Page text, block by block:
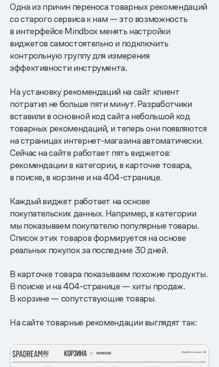
Одна из причин переноса товарных рекомендаций
со старого сервиса к нам — это возможность
в интерфейсе Mindbox менять настройки
виджетов самостоятельно и подключить
контрольную группу для измерения
эффективности инструмента.
На установку рекомендаций на сайт клиент
потратил не больше пяти минут. Разработчики
вставили в основной код сайта небольшой код
товарных рекомендаций, и теперь они появляются
на страницах интернет-магазина автоматически.
Сейчас на сайте работает пять виджетов:
рекомендации в категории, в карточке товара,
в поиске, в корзине и на 404-странице.
Каждый виджет работает на основе
покупательских данных. Например, в категории
мы показываем покупателю популярные товары.
Список этих товаров формируется на основе
реальных покупок за последние 30 дней.
В карточке товара показываем похожие продукты.
В поиске и на 404-странице — хиты продаж.
В корзине — сопутствующие товары.
На сайте товарные рекомендации выглядят так: